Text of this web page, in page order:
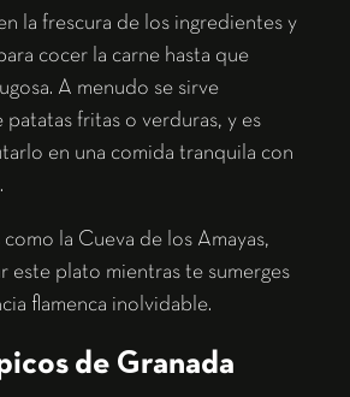
la frescura de los ingredientes y
cocer la carne hasta que
A menudo se sirve
patatas fritas o verduras, y es
en una comida tranquila con
la Cueva de los Amayas,
este plato mientras te sumerges
flamenca inolvidable.
de Granada